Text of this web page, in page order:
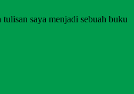
saya menjadi sebuah buku